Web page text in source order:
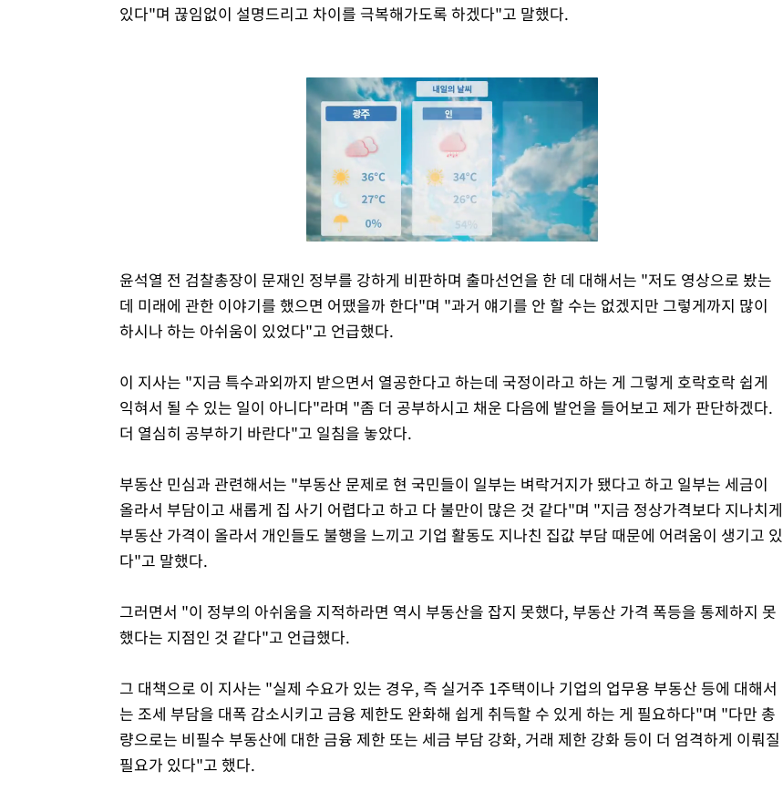
있다"며 끊임없이 설명드리고 차이를 극복해가도록 하겠다"고 말했다.
Mute
윤석열 전 검찰총장이 문재인 정부를 강하게 비판하며 출마선언을 한 데 대해서는 "저도 영상으로 봤는
데 미래에 관한 이야기를 했으면 어땠을까 한다"며 "과거 얘기를 안 할 수는 없겠지만 그렇게까지 많이
하시나 하는 아쉬움이 있었다"고 언급했다.
이 지사는 "지금 특수과외까지 받으면서 열공한다고 하는데 국정이라고 하는 게 그렇게 호락호락 쉽게
익혀서 될 수 있는 일이 아니다"라며 "좀 더 공부하시고 채운 다음에 발언을 들어보고 제가 판단하겠다.
더 열심히 공부하기 바란다"고 일침을 놓았다.
부동산 민심과 관련해서는 "부동산 문제로 현 국민들이 일부는 벼락거지가 됐다고 하고 일부는 세금이
올라서 부담이고 새롭게 집 사기 어렵다고 하고 다 불만이 많은 것 같다"며 "지금 정상가격보다 지나치게
부동산 가격이 올라서 개인들도 불행을 느끼고 기업 활동도 지나친 집값 부담 때문에 어려움이 생기고 있
다"고 말했다.
그러면서 "이 정부의 아쉬움을 지적하라면 역시 부동산을 잡지 못했다, 부동산 가격 폭등을 통제하지 못
했다는 지점인 것 같다"고 언급했다.
그 대책으로 이 지사는 "실제 수요가 있는 경우, 즉 실거주 1주택이나 기업의 업무용 부동산 등에 대해서
는 조세 부담을 대폭 감소시키고 금융 제한도 완화해 쉽게 취득할 수 있게 하는 게 필요하다"며 "다만 총
량으로는 비필수 부동산에 대한 금융 제한 또는 세금 부담 강화, 거래 제한 강화 등이 더 엄격하게 이뤄질
필요가 있다"고 했다.